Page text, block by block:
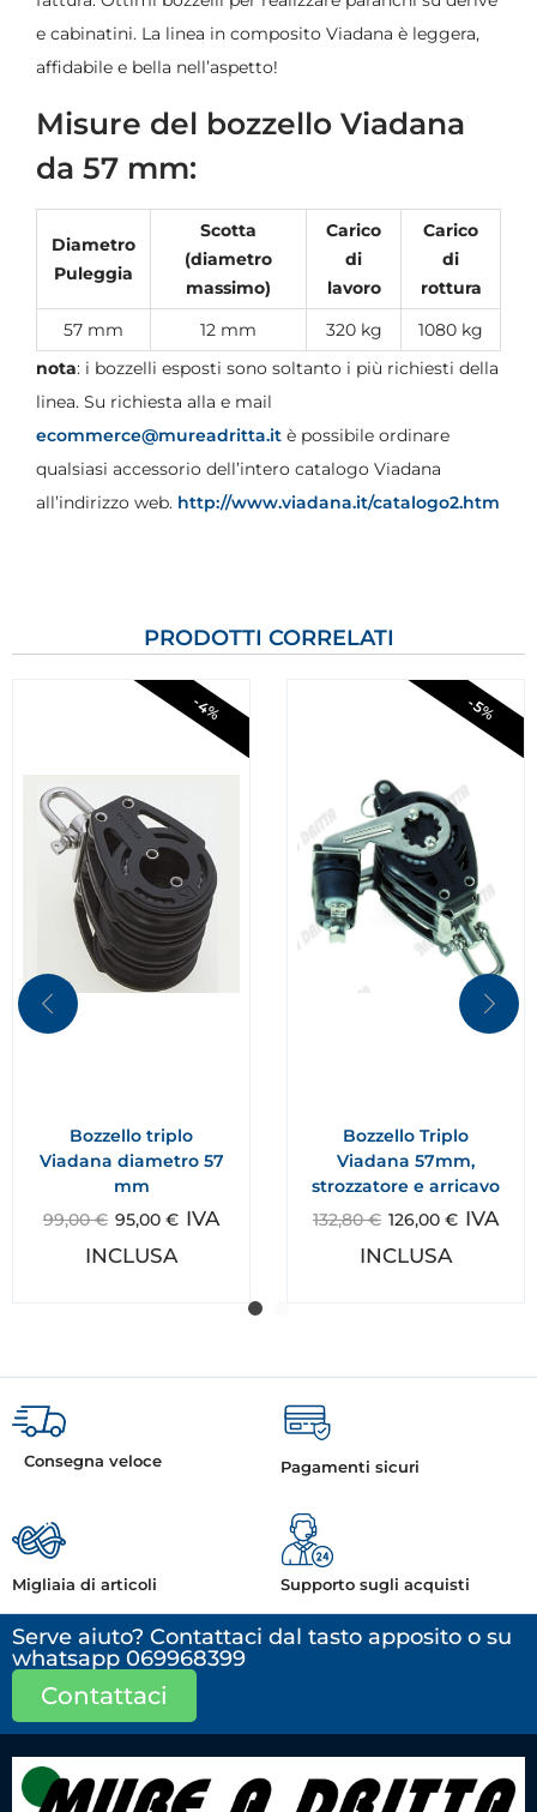
e cabinatini. La linea in composito Viadana è leggera,
affidabile e bella nell’aspetto!
Misure del bozzello Viadana
da 57 mm:
Diametro
Puleggia
Scotta
(diametro
massimo)
Carico
di
lavoro
Carico
di
rottura
57 mm
12 mm 320 kg
1080 kg
nota: i bozzelli esposti sono soltanto i più richiesti della
linea. Su richiesta alla e mail
ecommerce@mureadritta.it è possibile ordinare
qualsiasi accessorio dell’intero catalogo Viadana
all’indirizzo web. http://www.viadana.it/catalogo2.htm
PRODOTTI CORRELATI
-4%
Bozzello triplo
Viadana diametro 57
mm
99,00€ 95,00 € IVA
INCLUSA
-5%
Bozzello Triplo
Viadana 57mm,
strozzatore e arricavo
132,80€ 126,00 € IVA
INCLUSA
Consegna veloce Pagamenti sicuri
Migliaia di articoli Supporto sugli acquisti
Serve aiuto? Contattaci dal tasto apposito o su
whatsapp 069968399
Contattaci